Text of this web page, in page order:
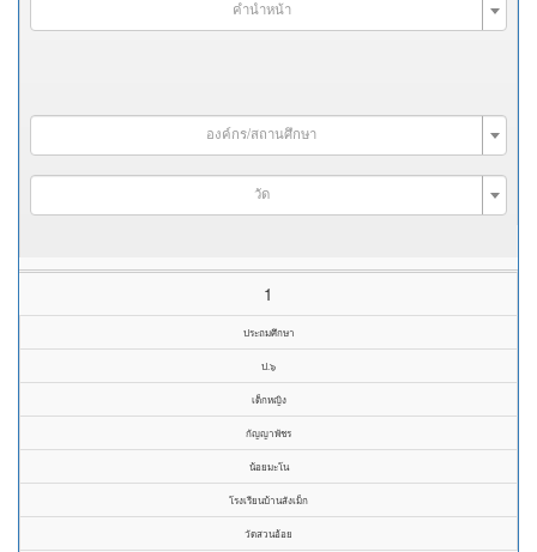
คำนำหน้า
องค์กร/สถานศึกษา
วัด
1
ประถมศึกษา
ป.๖
เด็กหญิง
กัญญาพัชร
น้อยมะโน
โรงเรียนบ้านสังเม็ก
วัดสวนอ้อย